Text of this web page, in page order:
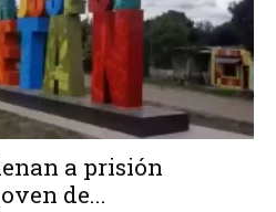
a prisión
de...